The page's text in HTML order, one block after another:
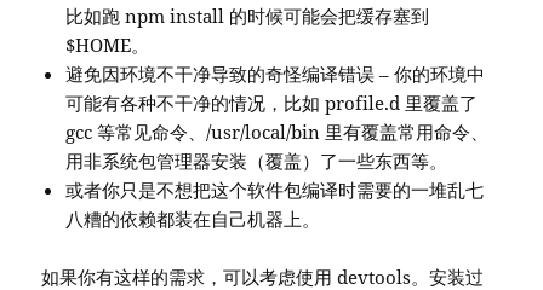
比如跑 npm install 的时候可能会把缓存塞到
$HOME。
避免因环境不干净导致的奇怪编译错误 – 你的环境中
可能有各种不干净的情况，比如 profile.d 里覆盖了
gcc 等常见命令、/usr/local/bin 里有覆盖常用命令、
用非系统包管理器安装（覆盖）了一些东西等。
或者你只是不想把这个软件包编译时需要的一堆乱七
八糟的依赖都装在自己机器上。
如果你有这样的需求，可以考虑使用 devtools。安装过